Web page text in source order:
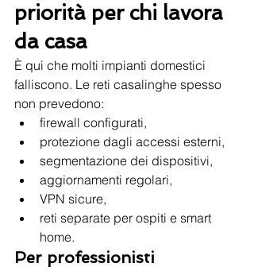
priorità per chi lavora
da casa
È qui che molti impianti domestici
falliscono. Le reti casalinghe spesso
non prevedono:
firewall configurati,
protezione dagli accessi esterni,
segmentazione dei dispositivi,
aggiornamenti regolari,
VPN sicure,
reti separate per ospiti e smart
home.
Per professionisti